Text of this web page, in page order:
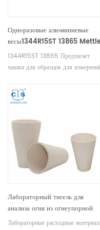
Одноразовые алюминиевые
весы1344R15ST 13865
Toledo Moisture Scale &
Balance Accessories
1344R15ST 13865 Предлагает
чашки для образцов для
тиглей и чашек для образцов
Toledo.
Лабораторный тигель для
анализа огня из огнеупорной
глины 300 мл для анализа
Лабораторные расходные